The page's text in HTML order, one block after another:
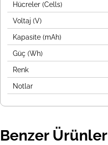
Hücreler (Cells)
Voltaj (V)
Kapasite (mAh)
Güç (Wh)
Renk
Notlar
Benzer Ürünler